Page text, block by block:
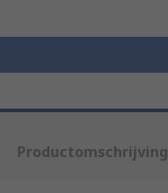
Productomschrijving